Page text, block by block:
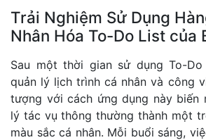
Trải Nghiệm Sử Dụng
Nhân Hóa To-Do List của
Sau một thời gian sử dụng To-
quản lý lịch trình cá nhân và công
tượng với cách ứng dụng này biến
lý tác vụ thông thường thành một
màu sắc cá nhân. Mỗi buổi sáng,